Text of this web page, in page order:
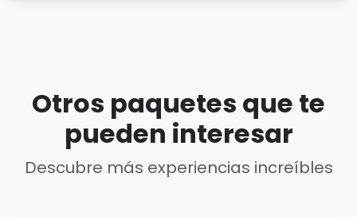
Otros paquetes que te
pueden interesar
Descubre más experiencias increíbles